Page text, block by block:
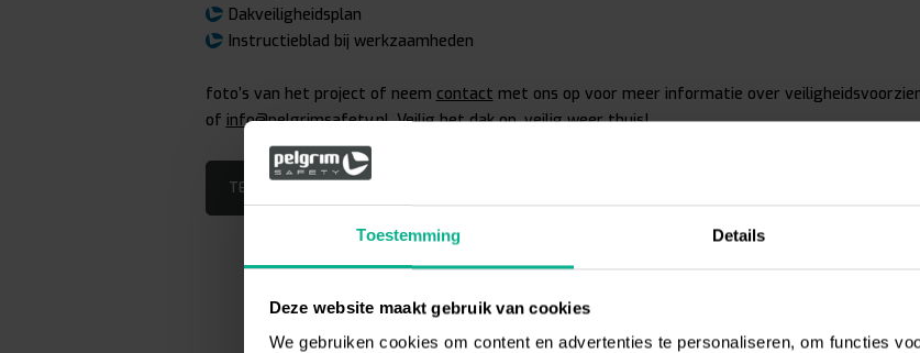
Toestemming Details
Deze website maakt gebruik van cookies
We gebruiken cookies om content en advertenties te personaliseren, om functies
Dakveiligheidsplan
Instructieblad bij werkzaamheden
foto’s van het project of neem contact met ons op voor meer informatie over
of info@pelgrimsafety.nl. Veilig het dak op, veilig weer thuis!
TERUG NAAR OVERZICHT